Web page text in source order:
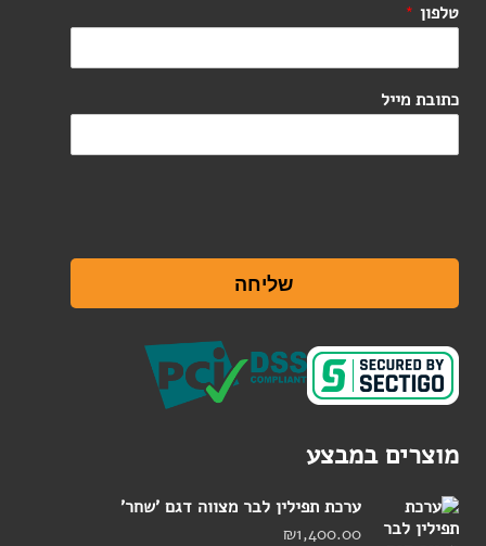
טלפון *
כתובת מייל
שליחה
מוצרים במבצע
ערכת תפילין לבר מצווה דגם 'שחר'
₪1,400.00